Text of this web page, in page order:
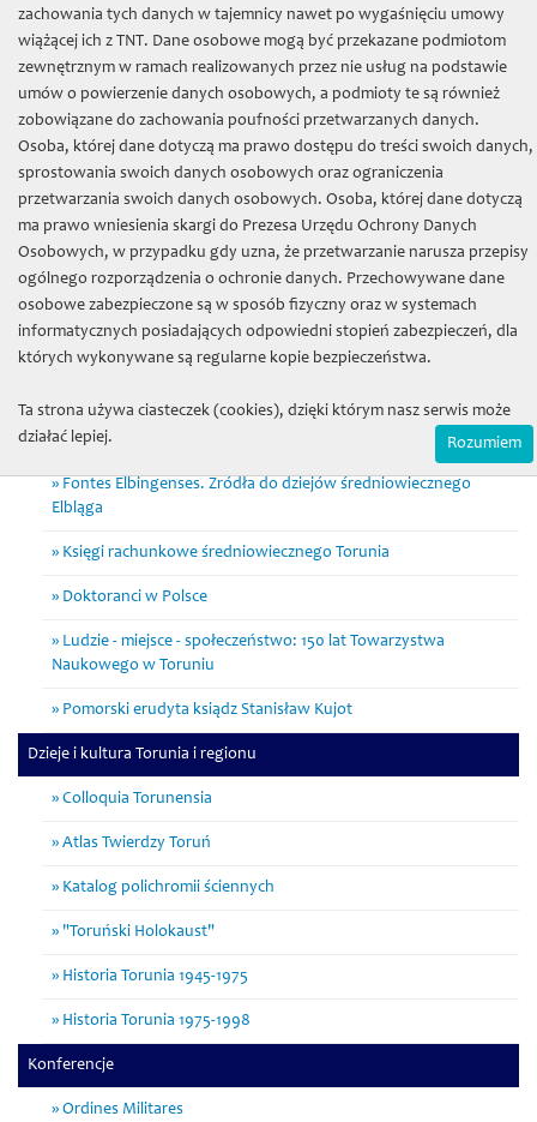
Handel morski Gdańska na przełomie XV/XVI w.
Księgi pruskie w Internecie
Atlas historyczny miast polskich: Toruń, t. 2
Władztwo komunalne w hanzeatyckich miastach Prus i Inflant
w średniowieczu
Średniowieczne rachunki kościołów toruńskich - opracowanie,
edycja, digitalizacja
Atlas historyczny miast polskich, t. 1: Prusy Królewskie i
Warmia, t. 3: Mazury, t. 4: Śląsk, t. 5: Małopolska
Normowanie miejskiej rzeczywistości w Toruniu w
Zapomniany Krajobraz. W poszukiwaniu dziedzictwa
archeologicznego w lasach ziemi chełmińskiej
Fontes Elbingenses. Źródła do dziejów średniowiecznego
Elbląga
Księgi rachunkowe średniowiecznego Torunia
Doktoranci w Polsce
Ludzie - miejsce - społeczeństwo: 150 lat Towarzystwa
Naukowego w Toruniu
Pomorski erudyta ksiądz Stanisław Kujot
Dzieje i kultura Torunia i regionu
Colloquia Torunensia
Atlas Twierdzy Toruń
Katalog polichromii ściennych
"Toruński Holokaust"
Historia Torunia 1945-1975
Historia Torunia 1975-1998
Konferencje
Ordines Militares
zachowania tych danych w tajemnicy nawet po wygaśnięciu umowy
wiążącej ich z TNT. Dane osobowe mogą być przekazane podmiotom
zewnętrznym w ramach realizowanych przez nie usług na podstawie
umów o powierzenie danych osobowych, a podmioty te są również
zobowiązane do zachowania poufności przetwarzanych danych.
Osoba, której dane dotyczą ma prawo dostępu do treści swoich danych,
sprostowania swoich danych osobowych oraz ograniczenia
przetwarzania swoich danych osobowych. Osoba, której dane dotyczą
ma prawo wniesienia skargi do Prezesa Urzędu Ochrony Danych
Osobowych, w przypadku gdy uzna, że przetwarzanie narusza przepisy
ogólnego rozporządzenia o ochronie danych. Przechowywane dane
osobowe zabezpieczone są w sposób fizyczny oraz w systemach
informatycznych posiadających odpowiedni stopień zabezpieczeń, dla
których wykonywane są regularne kopie bezpieczeństwa.
Ta strona używa ciasteczek (cookies), dzięki którym nasz serwis może
działać lepiej.
Rozumiem